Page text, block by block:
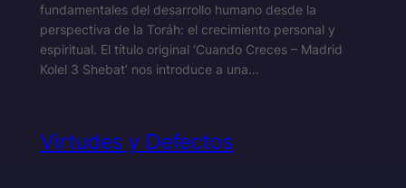
fundamentales del desarrollo humano desde la
perspectiva de la Toráh: el crecimiento personal y
espiritual. El título original ‘Cuando Creces – Madrid
Kolel 3 Shebat’ nos introduce a una…
Virtudes y Defectos